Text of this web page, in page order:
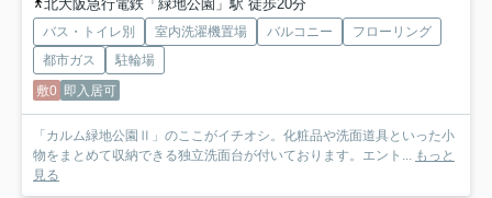
北大阪急行電鉄「緑地公園」駅 徒歩20分
バス・トイレ別 室内洗濯機置場 バルコニー
フローリング
都市ガス
駐輪場
敷0 即入居可
「カルム緑地公園Ⅱ」のここがイチオシ。化粧品や洗面道具といった小
物をまとめて収納できる独立洗面台が付いております。エント...
もっと
見る